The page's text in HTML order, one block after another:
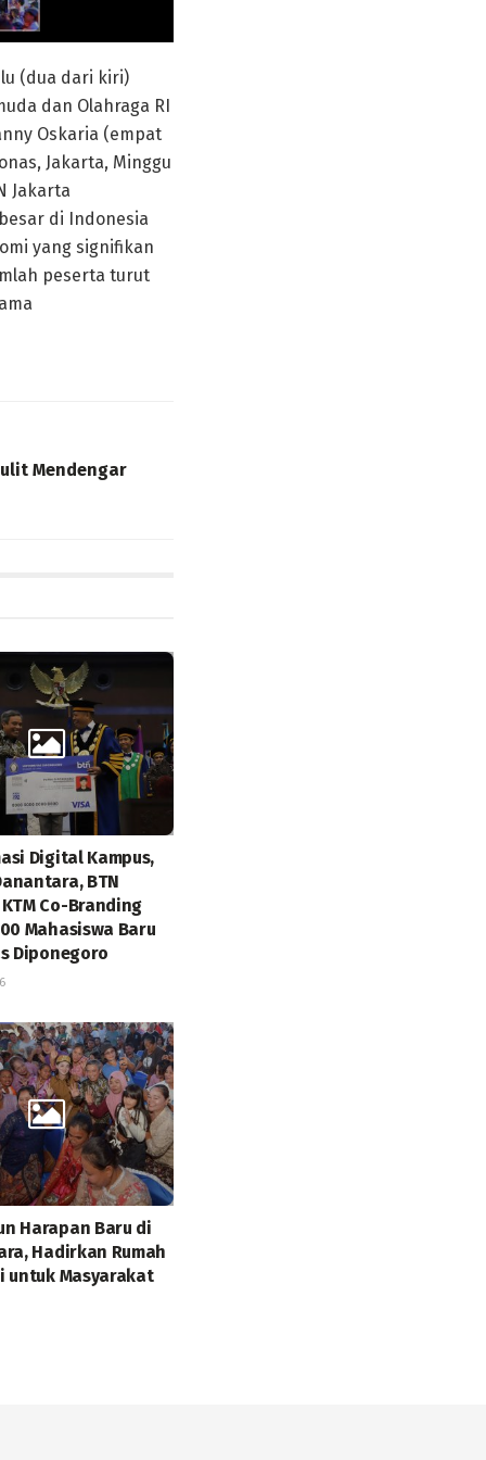
(dua dari kiri)
dan Olahraga RI
Oskaria (empat
Jakarta, Minggu
Jakarta
di Indonesia
yang signifikan
peserta turut
Mendengar
Digital Kampus,
BTN
Co-Branding
Mahasiswa Baru
Diponegoro
Harapan Baru di
Hadirkan Rumah
untuk Masyarakat